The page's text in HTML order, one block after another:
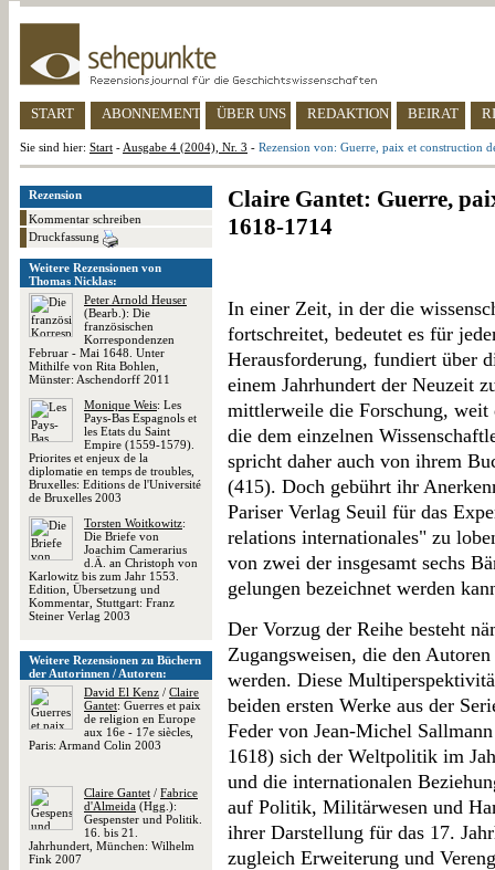
START ABONNEMENT ÜBER UNS REDAKTION BEIRAT
Sie sind hier: Start - Ausgabe 4 (2004), Nr. 3 - Rezension von: Guerre, paix et construction
Rezension
Kommentar schreiben
Druckfassung
Weitere Rezensionen von
Thomas Nicklas:
Peter Arnold Heuser
(Bearb.): Die
französischen
Korrespondenzen
Februar - Mai 1648. Unter
Mithilfe von Rita Bohlen,
Münster: Aschendorff 2011
Monique Weis: Les
Pays-Bas Espagnols et
les Etats du Saint
Empire (1559-1579).
Priorites et enjeux de la
diplomatie en temps de troubles,
Bruxelles: Editions de l'Université
de Bruxelles 2003
Torsten Woitkowitz:
Die Briefe von
Joachim Camerarius
d.Ä. an Christoph von
Karlowitz bis zum Jahr 1553.
Edition, Übersetzung und
Kommentar, Stuttgart: Franz
Steiner Verlag 2003
Weitere Rezensionen zu Büchern
der Autorinnen / Autoren:
David El Kenz / Claire
Gantet: Guerres et paix
de religion en Europe
aux 16e - 17e siècles,
Paris: Armand Colin 2003
Claire Gantet / Fabrice
d'Almeida (Hgg.):
Gespenster und Politik.
16. bis 21.
Jahrhundert, München: Wilhelm
Fink 2007
Claire Gantet: Guerre,
1618-1714
In einer Zeit, in der die
fortschreitet, bedeutet es für
Herausforderung, fundiert über
einem Jahrhundert der Neuzeit
mittlerweile die Forschung, weit
die dem einzelnen
spricht daher auch von ihrem
(415). Doch gebührt ihr
Pariser Verlag Seuil für das
relations internationales" zu
von zwei der insgesamt sechs
gelungen bezeichnet werden
Der Vorzug der Reihe besteht
Zugangsweisen, die den
werden. Diese
beiden ersten Werke aus der
Feder von Jean-Michel
1618) sich der Weltpolitik im
und die internationalen
auf Politik, Militärwesen und
ihrer Darstellung für das 17.
zugleich Erweiterung und